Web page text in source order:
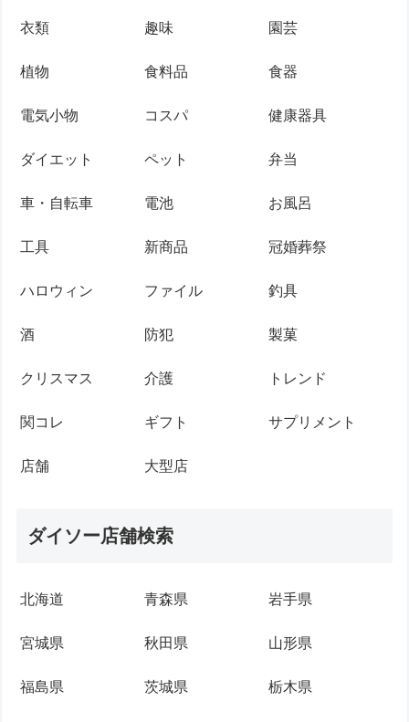
衣類 趣味 園芸
植物 食料品 食器
電気小物 コスパ 健康器具
ダイエット ペット 弁当
車・自転車 電池 お風呂
工具 新商品 冠婚葬祭
ハロウィン ファイル 釣具
酒 防犯 製菓
クリスマス 介護 トレンド
関コレ ギフト サプリメント
店舗 大型店
ダイソー店舗検索
北海道 青森県 岩手県
宮城県 秋田県 山形県
福島県 茨城県 栃木県